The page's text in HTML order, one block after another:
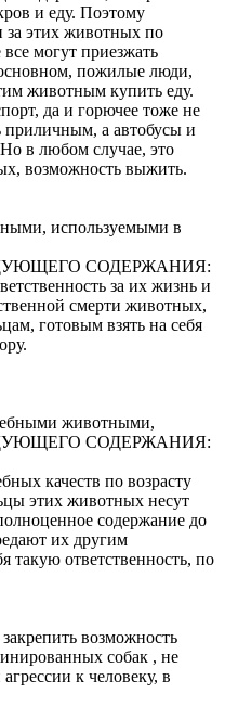
и еду. Поэтому
за этих животных по
могут приезжать
пожилые люди,
животным купить еду.
да и горючее тоже не
приличным, а автобусы и
Но в любом случае, это
возможность выжить.
используемыми в
СОДЕРЖАНИЯ:
за их жизнь и
смерти животных,
готовым взять на себя
животными,
СОДЕРЖАНИЯ:
качеств по возрасту
этих животных несут
содержание до
их другим
такую ответственность, по
возможность
собак , не
к человеку, в